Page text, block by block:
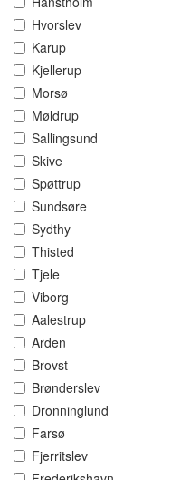
Hvorslev
Karup
Kjellerup
Morsø
Møldrup
Sallingsund
Skive
Spøttrup
Sundsøre
Sydthy
Thisted
Tjele
Viborg
Aalestrup
Arden
Brovst
Brønderslev
Dronninglund
Farsø
Fjerritslev